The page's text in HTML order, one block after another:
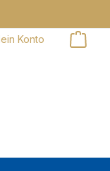
Konto